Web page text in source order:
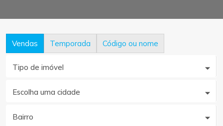
Vendas Temporada Código ou nome
Tipo de imóvel
Escolha uma cidade
Bairro